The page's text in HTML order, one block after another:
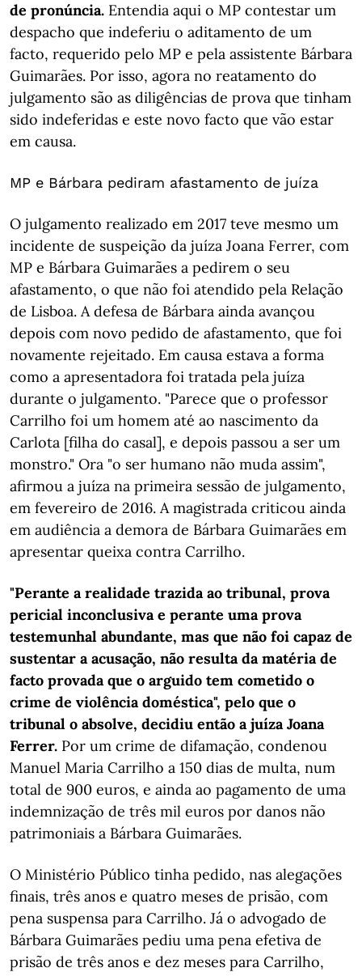
de pronúncia. Entendia aqui o MP contestar um
despacho que indeferiu o aditamento de um
facto, requerido pelo MP e pela assistente Bárbara
Guimarães. Por isso, agora no reatamento do
julgamento são as diligências de prova que tinham
sido indeferidas e este novo facto que vão estar
em causa.
MP e Bárbara pediram afastamento de juíza
O julgamento realizado em 2017 teve mesmo um
incidente de suspeição da juíza Joana Ferrer, com
MP e Bárbara Guimarães a pedirem o seu
afastamento, o que não foi atendido pela Relação
de Lisboa. A defesa de Bárbara ainda avançou
depois com novo pedido de afastamento, que foi
novamente rejeitado. Em causa estava a forma
como a apresentadora foi tratada pela juíza
durante o julgamento. "Parece que o professor
Carrilho foi um homem até ao nascimento da
Carlota [filha do casal], e depois passou a ser um
monstro." Ora "o ser humano não muda assim",
afirmou a juíza na primeira sessão de julgamento,
em fevereiro de 2016. A magistrada criticou ainda
em audiência a demora de Bárbara Guimarães em
apresentar queixa contra Carrilho.
"Perante a realidade trazida ao tribunal, prova
pericial inconclusiva e perante uma prova
testemunhal abundante, mas que não foi capaz de
sustentar a acusação, não resulta da matéria de
facto provada que o arguido tem cometido o
crime de violência doméstica", pelo que o
tribunal o absolve, decidiu então a juíza Joana
Ferrer. Por um crime de difamação, condenou
Manuel Maria Carrilho a 150 dias de multa, num
total de 900 euros, e ainda ao pagamento de uma
indemnização de três mil euros por danos não
patrimoniais a Bárbara Guimarães.
O Ministério Público tinha pedido, nas alegações
finais, três anos e quatro meses de prisão, com
pena suspensa para Carrilho. Já o advogado de
Bárbara Guimarães pediu uma pena efetiva de
prisão de três anos e dez meses para Carrilho,